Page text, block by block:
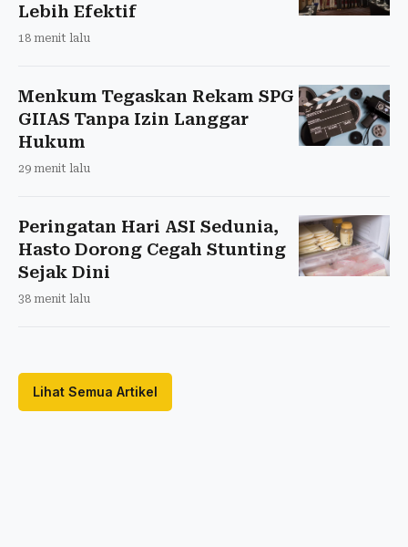
Lebih Efektif
18 menit lalu
Menkum Tegaskan Rekam SPG
GIIAS Tanpa Izin Langgar
Hukum
29 menit lalu
Peringatan Hari ASI Sedunia,
Hasto Dorong Cegah Stunting
Sejak Dini
38 menit lalu
Lihat Semua Artikel